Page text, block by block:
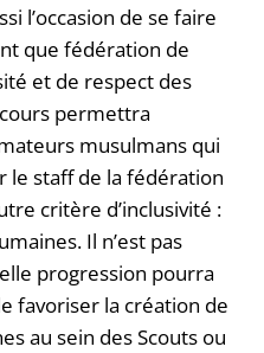
l’occasion de se faire
que fédération de
et de respect des
permettra
musulmans qui
staff de la fédération
critère d’inclusivité :
Il n’est pas
progression pourra
favoriser la création de
au sein des Scouts ou